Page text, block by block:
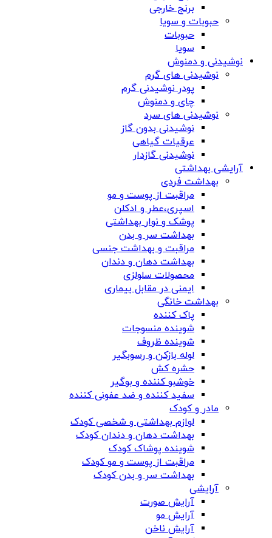
برنج خارجی
حبوبات و سویا
حبوبات
سویا
نوشیدنی و دمنوش
نوشیدنی های گرم
پودر نوشیدنی گرم
چای و دمنوش
نوشیدنی های سرد
نوشیدنی بدون گاز
عرقیات گیاهی
نوشیدنی گازدار
آرایشی بهداشتی
بهداشت فردی
مراقبت از پوست و مو
اسپری،عطر و ادکلن
پوشک و نوار بهداشتی
بهداشت سر و بدن
مراقبت و بهداشت جنسی
بهداشت دهان و دندان
محصولات سلولزی
ایمنی در مقابل بیماری
بهداشت خانگی
پاک کننده
شوینده منسوجات
شوینده ظروف
لوله بازکن و رسوبگیر
حشره کش
خوشبو کننده و بوگیر
سفید کننده و ضد عفونی کننده
مادر و کودک
لوازم بهداشتی و شخصی کودک
بهداشت دهان و دندان کودک
شوینده پوشاک کودک
مراقبت از پوست و مو کودک
بهداشت سر و بدن کودک
آرایشی
آرایش صورت
آرایش مو
آرایش ناخن